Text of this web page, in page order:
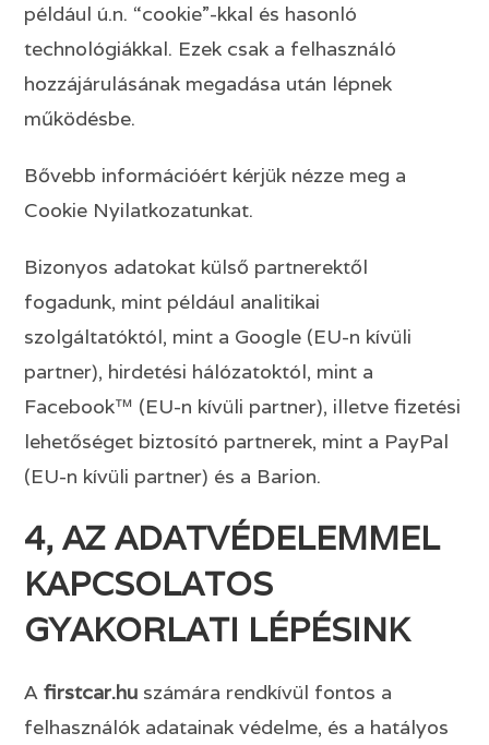
például ú.n. “cookie”-kkal és hasonló
technológiákkal. Ezek csak a felhasználó
hozzájárulásának megadása után lépnek
működésbe.
Bővebb információért kérjük nézze meg a
Cookie Nyilatkozatunkat.
Bizonyos adatokat külső partnerektől
fogadunk, mint például analitikai
szolgáltatóktól, mint a Google (EU-n kívüli
partner), hirdetési hálózatoktól, mint a
Facebook™ (EU-n kívüli partner), illetve fizetési
lehetőséget biztosító partnerek, mint a PayPal
(EU-n kívüli partner) és a Barion.
4, AZ ADATVÉDELEMMEL
KAPCSOLATOS
GYAKORLATI LÉPÉSINK
Afirstcar.hu számára rendkívül fontos a
felhasználók adatainak védelme, és a hatályos